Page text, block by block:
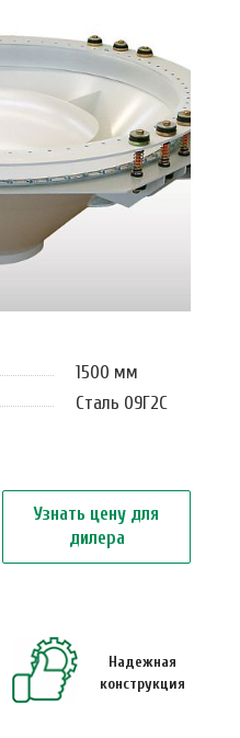
1500 мм
Сталь 09Г2С
Узнать цену для
дилера
Надежная
конструкция